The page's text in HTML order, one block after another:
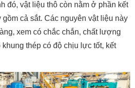
đó, vật liệu thô còn nằm ở phần kết
cả sắt. Các nguyên vật liệu này
xem có chắc chắn, chất lượng
thép có độ chịu lực tốt, kết